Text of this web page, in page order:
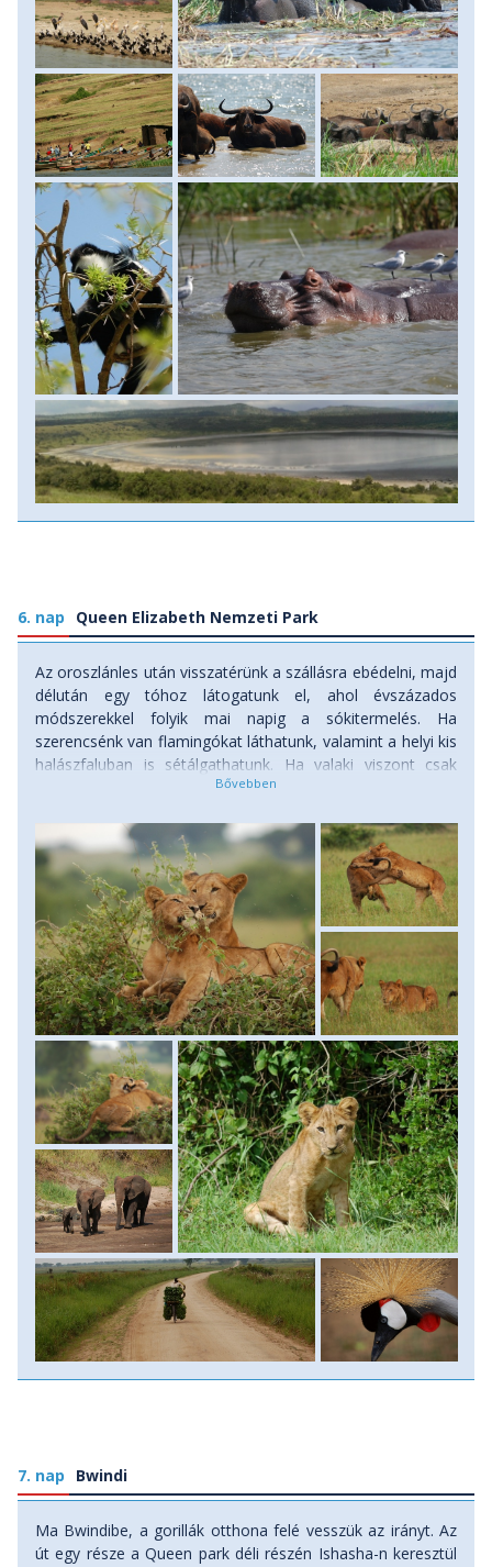
drive-ra mehet a helyi vezetőnkkel. Szállásunk a csatorna
partján lesz telepített szafari sátrakban teljes ellátással.
6. nap Queen Elizabeth Nemzeti Park
Az oroszlánles után visszatérünk a szállásra ebédelni, majd
délután egy tóhoz látogatunk el, ahol évszázados
módszerekkel folyik mai napig a sókitermelés. Ha
szerencsénk van flamingókat láthatunk, valamint a helyi kis
halászfaluban is sétálgathatunk. Ha valaki viszont csak
élvezni szeretné a délutánt a szálláson és feltőltödni az
lencsevégre kaphat parton dagonyászó elefántokat, vagy
vízilovakat. Szállásunk a csatorna partján lesz telepített
szafari sátrakban teljes ellátással.
7. nap Bwindi
Ma Bwindibe, a gorillák otthona felé vesszük az irányt. Az
út egy része a Queen park déli részén Ishasha-n keresztül